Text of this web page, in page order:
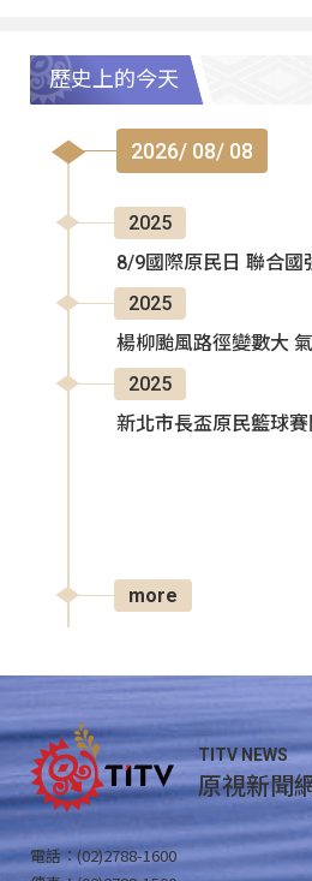
歷史上的今天
2026/ 08/ 08
2025
8/9國際原民日 聯合國
2025
楊柳颱風路徑變數大
2025
新北市長盃原民籃球
more
TITV NEWS
原視新聞
電話：(02)2788-1600